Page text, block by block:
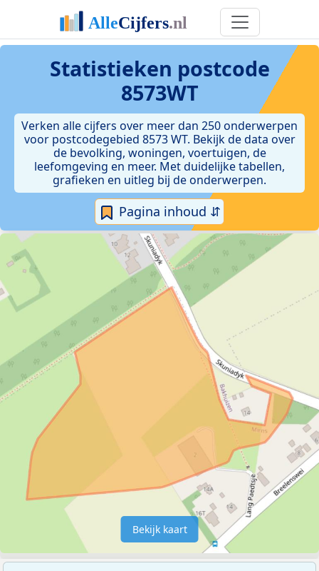
Statistieken postcode
8573WT
Verken alle cijfers over meer dan 250 onderwerpen
voor postcodegebied 8573 WT. Bekijk de data over
de bevolking, woningen, voertuigen, de
leefomgeving en meer. Met duidelijke tabellen,
grafieken en uitleg bij de onderwerpen.
Pagina inhoud ⇵
Bekijk kaart